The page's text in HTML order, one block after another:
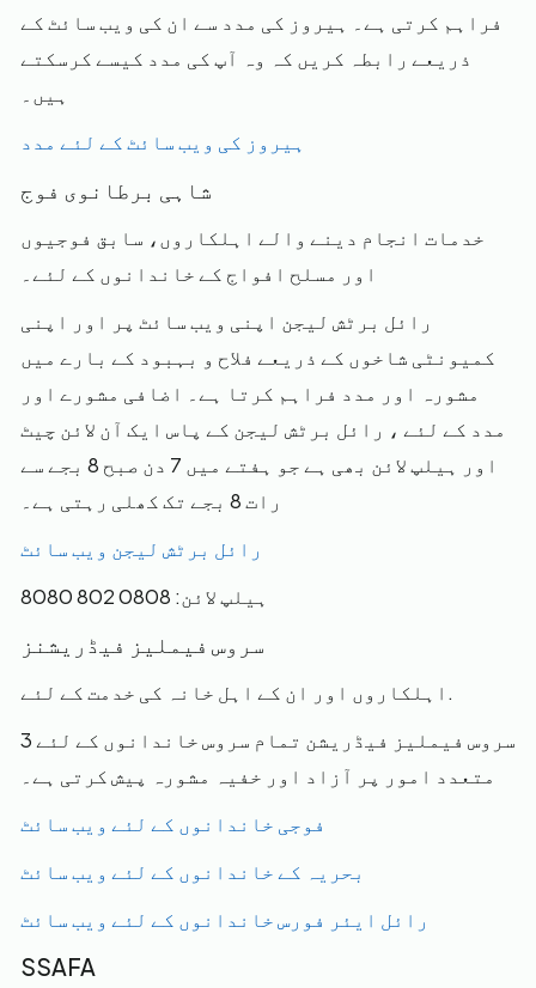
فراہم کرتی ہے۔ ہیروز کی مدد سے ان کی ویب سائٹ کے
ذریعے رابطہ کریں کہ وہ آپ کی مدد کیسے کرسکتے
ہیں۔
ہیروز کی ویب سائٹ کے لئے مدد
شاہی برطانوی فوج
خدمات انجام دینے والے اہلکاروں، سابق فوجیوں
اور مسلح افواج کے خاندانوں کے لئے۔
رائل برٹش لیجن اپنی ویب سائٹ پر اور اپنی
کمیونٹی شاخوں کے ذریعے فلاح و بہبود کے بارے میں
مشورہ اور مدد فراہم کرتا ہے۔ اضافی مشورے اور
مدد کے لئے ، رائل برٹش لیجن کے پاس ایک آن لائن چیٹ
اور ہیلپ لائن بھی ہے جو ہفتے میں 7 دن صبح 8 بجے سے
رات 8 بجے تک کھلی رہتی ہے۔
رائل برٹش لیجن ویب سائٹ
ہیلپ لائن: 0808 802 8080
سروس فیملیز فیڈریشنز
اہلکاروں اور ان کے اہل خانہ کی خدمت کے لئے.
3 سروس فیملیز فیڈریشن تمام سروس خاندانوں کے لئے
متعدد امور پر آزاد اور خفیہ مشورہ پیش کرتی ہے۔
فوجی خاندانوں کے لئے ویب سائٹ
بحریہ کے خاندانوں کے لئے ویب سائٹ
رائل ایئر فورس خاندانوں کے لئے ویب سائٹ
SSAFA